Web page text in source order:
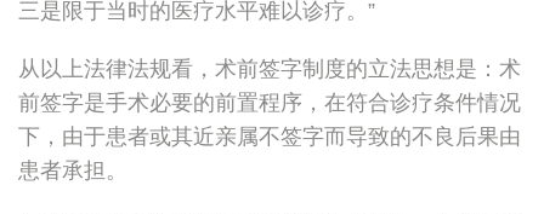
三是限于当时的医疗水平难以诊疗。”
从以上法律法规看，术前签字制度的立法思想是：术
前签字是手术必要的前置程序，在符合诊疗条件情况
下，由于患者或其近亲属不签字而导致的不良后果由
患者承担。